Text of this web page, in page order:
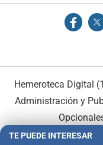
Hemeroteca Digital
Administración y
TE PUEDE INTERESAR